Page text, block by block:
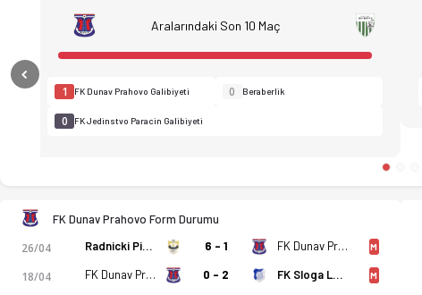
Aralarındaki Son 10 Maç
1 FK Dunav Prahovo Galibiyeti 0 Beraberlik
0 FK Jedinstvo Paracin Galibiyeti
Previous
FK Dunav Prahovo Form Durumu
26/04 Radnicki Pirot 6 - 1 FK Dunav Prahovo M
18/04 FK Dunav Prahovo 0 - 2 FK Sloga Leskovac M